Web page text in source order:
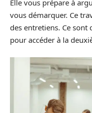
Elle vous prépare à
vous démarquer. Ce
des entretiens. Ce sont
pour accéder à la